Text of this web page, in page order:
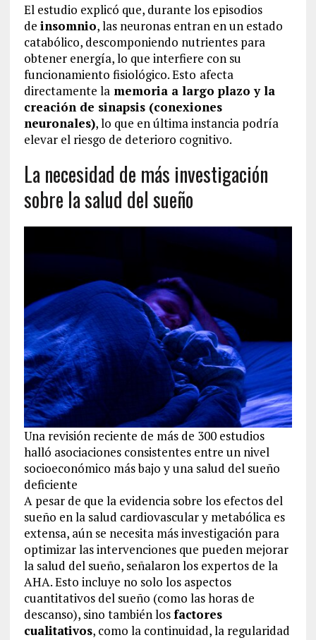
El estudio explicó que, durante los episodios
de insomnio, las neuronas entran en un estado
catabólico, descomponiendo nutrientes para
obtener energía, lo que interfiere con su
funcionamiento fisiológico. Esto afecta
directamente lamemoria a largo plazo y la
creación de sinapsis (conexiones
neuronales), lo que en última instancia podría
elevar el riesgo de deterioro cognitivo.
La necesidad de más investigación
sobre la salud del sueño
Una revisión reciente de más de 300 estudios
halló asociaciones consistentes entre un nivel
socioeconómico más bajo y una salud del sueño
deficiente
A pesar de que la evidencia sobre los efectos del
sueño en la salud cardiovascular y metabólica es
extensa, aún se necesita más investigación para
optimizar las intervenciones que pueden mejorar
la salud del sueño, señalaron los expertos de la
AHA. Esto incluye no solo los aspectos
cuantitativos del sueño (como las horas de
descanso), sino también losfactores
cualitativos, como la continuidad, la regularidad